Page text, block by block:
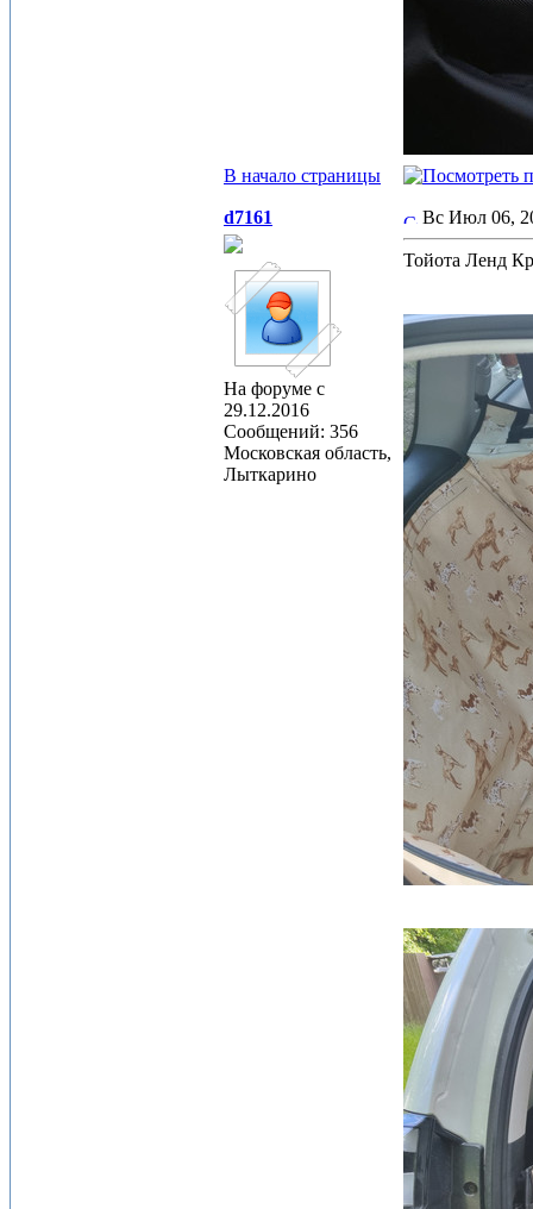
В начало страницы
d7161
На форуме с
29.12.2016
Сообщений: 356
Московская область,
Лыткарино
Вс Июл 06,
Тойота Ленд